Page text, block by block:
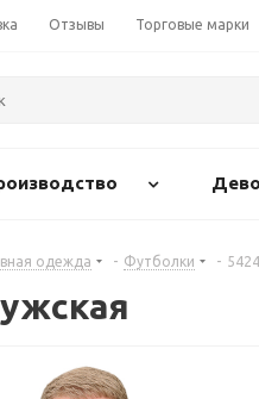
Отзывы Торговые марки
одежда - Футболки -